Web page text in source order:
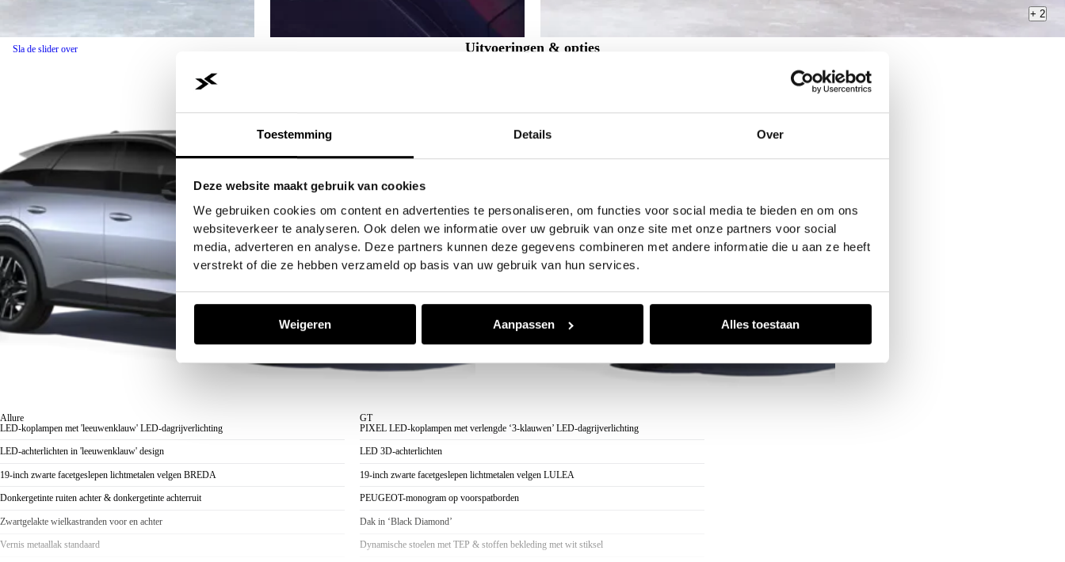
Toestemming Details Over
Deze website maakt gebruik van cookies
We gebruiken cookies om content en advertenties te personaliseren, om functies voor social media te bieden en om ons
websiteverkeer te analyseren. Ook delen we informatie over uw gebruik van onze site met onze partners voor social
media, adverteren en analyse. Deze partners kunnen deze gegevens combineren met andere informatie die u aan ze heeft
verstrekt of die ze hebben verzameld op basis van uw gebruik van hun services.
Weigeren Aanpassen Alles toestaan
+ 2
Uitvoeringen & opties
Sla de slider over
Allure
LED-koplampen met 'leeuwenklauw' LED-dagrijverlichting
LED-achterlichten in 'leeuwenklauw' design
19-inch zwarte facetgeslepen lichtmetalen velgen BREDA
Donkergetinte ruiten achter & donkergetinte achterruit
Zwartgelakte wielkastranden voor en achter
Vernis metaallak standaard
GT
PIXEL LED-koplampen met verlengde ‘3-klauwen’ LED-dagrijverlichting
LED 3D-achterlichten
19-inch zwarte facetgeslepen lichtmetalen velgen LULEA
PEUGEOT-monogram op voorspatborden
Dak in ‘Black Diamond’
Dynamische stoelen met TEP & stoffen bekleding met wit stiksel